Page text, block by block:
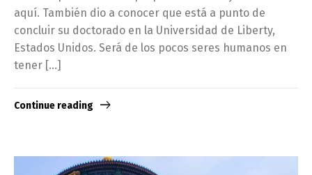
aquí. También dio a conocer que está a punto de
concluir su doctorado en la Universidad de Liberty,
Estados Unidos. Será de los pocos seres humanos en
tener […]
Continue reading